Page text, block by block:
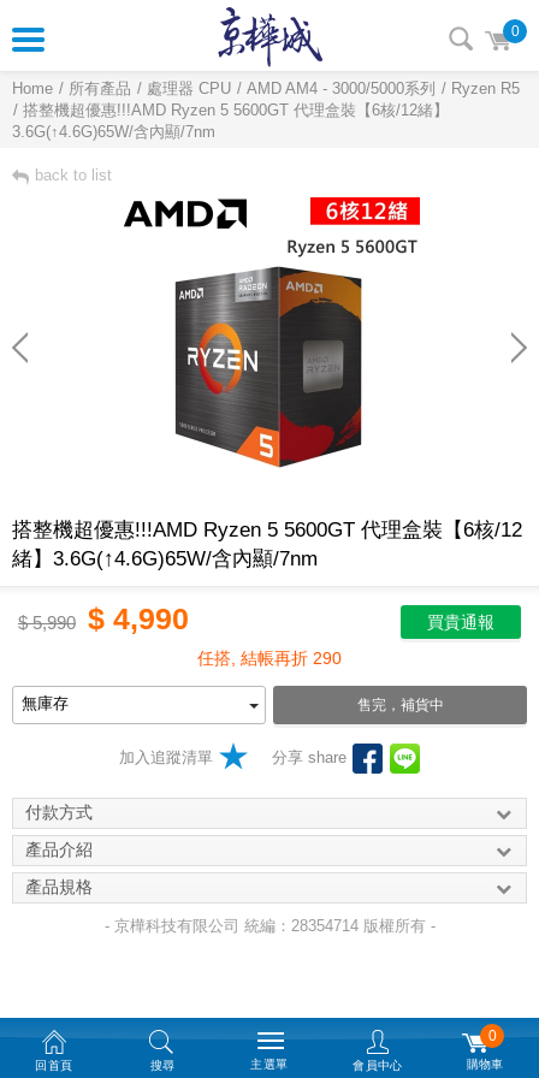
0
Home 所有產品 處理器 CPU AMD AM4 - 3000/5000系列
Ryzen R5
搭整機超優惠!!!AMD Ryzen 5 5600GT 代理盒裝【6核/12緒】
3.6G(↑4.6G)65W/含內顯/7nm
back to list
搭整機超優惠!!!AMD Ryzen 5 5600GT 代理盒裝【6核/12
緒】3.6G(↑4.6G)65W/含內顯/7nm
$5,990 $ 4,990
買貴通報
任搭, 結帳再折 290
售完，補貨中
加入追蹤清單 分享 share
付款方式
產品介紹
產品規格
- 京樺科技有限公司 統編：28354714 版權所有 -
回首頁 搜尋 主選單 會員中心
0
購物車